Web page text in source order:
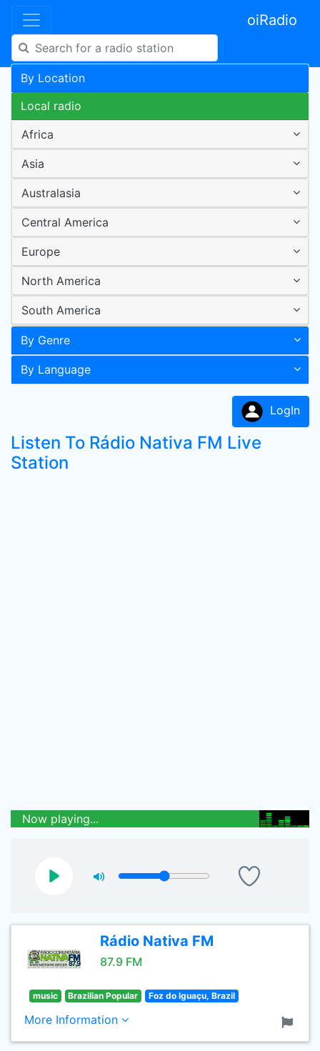
oiRadio
By Location
Local radio
Africa
Asia
Australasia
Central America
Europe
North America
South America
By Genre
By Language
LogIn
Listen To Rádio Nativa FM Live
Station
Now playing...
Rádio Nativa FM
87.9 FM
music Brazilian Popular Foz do Iguaçu, Brazil
More Information